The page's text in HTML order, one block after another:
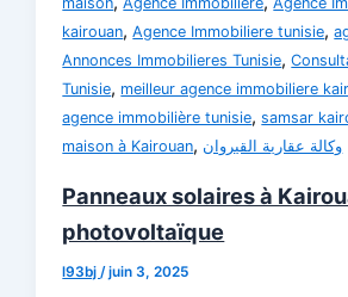
kairouan,Agence Immobiliere tunisie,
Annonces Immobilieres Tunisie,
Tunisie, meilleur agence immobiliere
agence immobilière tunisie,samsar
maison à Kairouan, وكالة عقارية القيروان
Panneaux solaires à
photovoltaïque
l93bj/juin 3, 2025